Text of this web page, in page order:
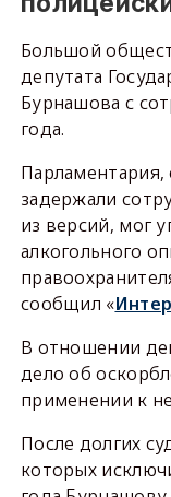
Большой
депутата
Бурнашова с
года.
задержали
из версий, мог
алкогольного
сообщил «
В отношении
дело об
применении к
После долгих
которых